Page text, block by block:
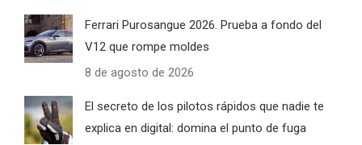
Ferrari Purosangue 2026. Prueba a fondo del
V12 que rompe moldes
8 de agosto de 2026
El secreto de los pilotos rápidos que nadie te
explica en digital: domina el punto de fuga